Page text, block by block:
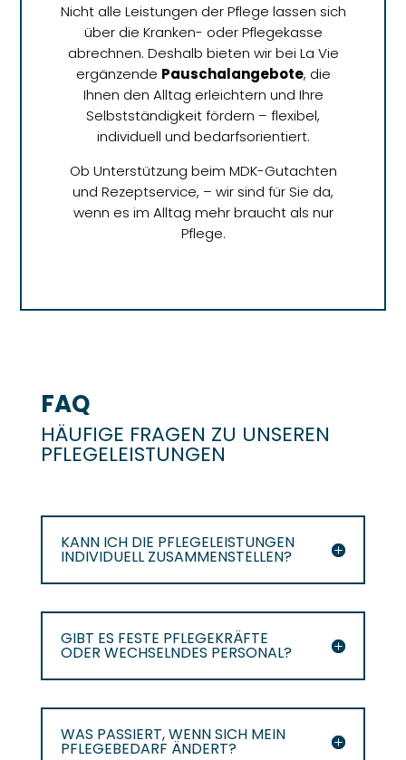
Nicht alle Leistungen der Pflege lassen sich
über die Kranken- oder Pflegekasse
abrechnen. Deshalb bieten wir bei La Vie
ergänzende Pauschalangebote, die
Ihnen den Alltag erleichtern und Ihre
Selbstständigkeit fördern – flexibel,
individuell und bedarfsorientiert.
Ob Unterstützung beim MDK-Gutachten
und Rezeptservice, – wir sind für Sie da,
wenn es im Alltag mehr braucht als nur
Pflege.
FAQ
HÄUFIGE FRAGEN ZU UNSEREN
PFLEGELEISTUNGEN
KANN ICH DIE PFLEGELEISTUNGEN
INDIVIDUELL ZUSAMMENSTELLEN?
GIBT ES FESTE PFLEGEKRÄFTE
ODER WECHSELNDES PERSONAL?
WAS PASSIERT, WENN SICH MEIN
PFLEGEBEDARF ÄNDERT?